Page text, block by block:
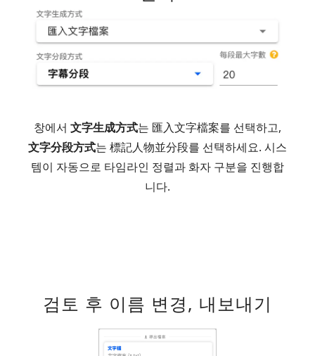
창에서 文字生成方式는 匯入文字檔案를 선택하고,
文字分段方式는 標記人物並分段를 선택하세요. 시스
템이 자동으로 타임라인 정렬과 화자 구분을 진행합
니다.
검토 후 이름 변경, 내보내기